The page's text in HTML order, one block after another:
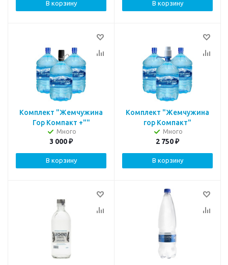
В корзину В корзину
Комплект "Жемчужина
Гор Компакт +""
Много
3 000₽
В корзину
Комплект "Жемчужина
гор Компакт"
Много
2 750₽
В корзину